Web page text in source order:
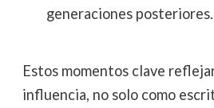
generaciones posteriores.
Estos momentos clave
influencia, no solo como